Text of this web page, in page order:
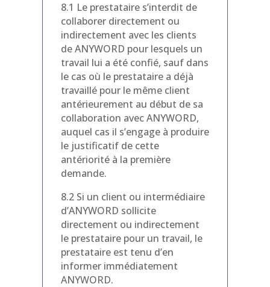
8.1 Le prestataire s’interdit de
collaborer directement ou
indirectement avec les clients
de ANYWORD pour lesquels un
travail lui a été confié, sauf dans
le cas où le prestataire a déjà
travaillé pour le même client
antérieurement au début de sa
collaboration avec ANYWORD,
auquel cas il s’engage à produire
le justificatif de cette
antériorité à la première
demande.
8.2 Si un client ou intermédiaire
d’ANYWORD sollicite
directement ou indirectement
le prestataire pour un travail, le
prestataire est tenu d’en
informer immédiatement
ANYWORD.